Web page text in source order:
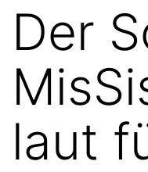
Der
laut